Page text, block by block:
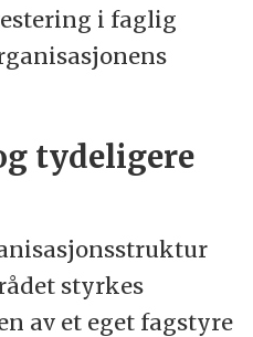
i faglig
tydeligere
styrkes
av et eget fagstyre